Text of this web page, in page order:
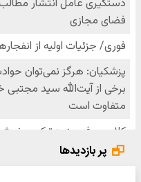
پر بازدیدها